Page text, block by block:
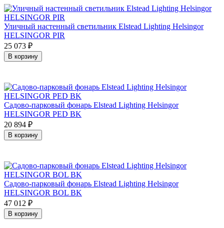
Уличный настенный светильник Elstead Lighting Helsingor
HELSINGOR PIR
25 073 ₽
В корзину
Садово-парковый фонарь Elstead Lighting Helsingor
HELSINGOR PED BK
20 894 ₽
В корзину
Садово-парковый фонарь Elstead Lighting Helsingor
HELSINGOR BOL BK
47 012 ₽
В корзину